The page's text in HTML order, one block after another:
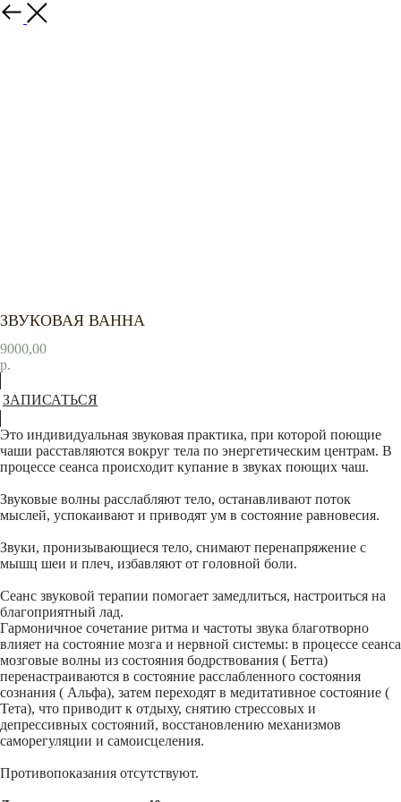
Назад
ЗВУКОВАЯ ВАННА
9000,00
р.
ЗАПИСАТЬСЯ
Это индивидуальная звуковая практика, при которой поющие
чаши расставляются вокруг тела по энергетическим центрам. В
процессе сеанса происходит купание в звуках поющих чаш.
Звуковые волны расслабляют тело, останавливают поток
мыслей, успокаивают и приводят ум в состояние равновесия.
Звуки, пронизывающиеся тело, снимают перенапряжение с
мышц шеи и плеч, избавляют от головной боли.
Сеанс звуковой терапии помогает замедлиться, настроиться на
благоприятный лад.
Гармоничное сочетание ритма и частоты звука благотворно
влияет на состояние мозга и нервной системы: в процессе сеанса
мозговые волны из состояния бодрствования ( Бетта)
перенастраиваются в состояние расслабленного состояния
сознания ( Альфа), затем переходят в медитативное состояние (
Тета), что приводит к отдыху, снятию стрессовых и
депрессивных состояний, восстановлению механизмов
саморегуляции и самоисцеления.
Противопоказания отсутствуют.